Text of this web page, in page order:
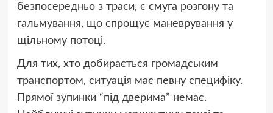
безпосередньо з траси, є смуга розгону та
гальмування, що спрощує маневрування у
щільному потоці.
Для тих, хто добирається громадським
транспортом, ситуація має певну специфіку.
Прямої зупинки “під дверима” немає.